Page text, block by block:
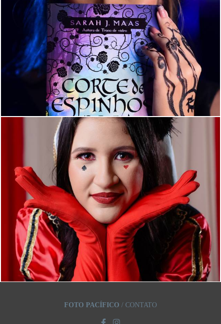
1763 0
1042
FOTO PACÍFICO / CONTATO